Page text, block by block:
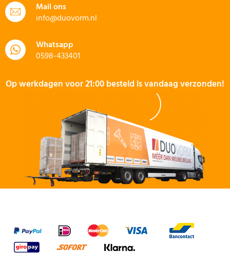
Mail ons
info@duovorm.nl
Whatsapp
0598-433401
Op werkdagen voor 21:00 besteld is vandaag verzonden!